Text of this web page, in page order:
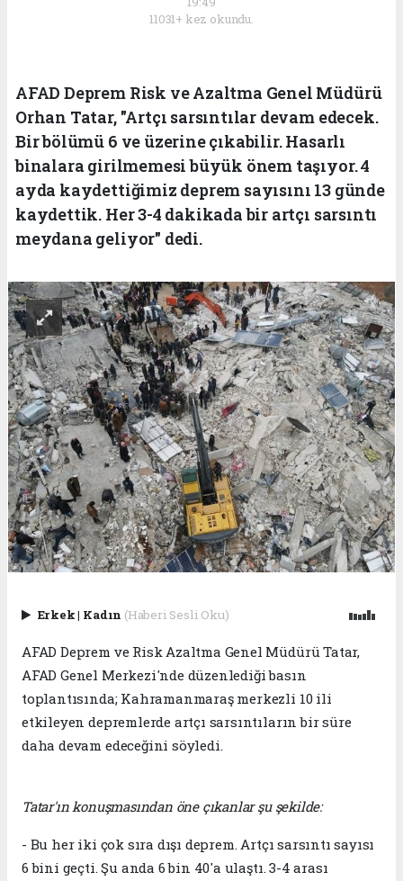
11031+ kez okundu.
AFAD Deprem Risk ve Azaltma Genel Müdürü
Orhan Tatar, "Artçı sarsıntılar devam edecek.
Bir bölümü 6 ve üzerine çıkabilir. Hasarlı
binalara girilmemesi büyük önem taşıyor. 4
ayda kaydettiğimiz deprem sayısını 13 günde
kaydettik. Her 3-4 dakikada bir artçı sarsıntı
meydana geliyor" dedi.
Erkek| Kadın (Haberi Sesli Oku)
AFAD Deprem ve Risk Azaltma Genel Müdürü Tatar,
AFAD Genel Merkezi'nde düzenlediği basın
toplantısında; Kahramanmaraş merkezli 10 ili
etkileyen depremlerde artçı sarsıntıların bir süre
daha devam edeceğini söyledi.
Tatar'ın konuşmasından öne çıkanlar şu şekilde:
- Bu her iki çok sıra dışı deprem. Artçı sarsıntı sayısı
6 bini geçti. Şu anda 6 bin 40'a ulaştı. 3-4 arası